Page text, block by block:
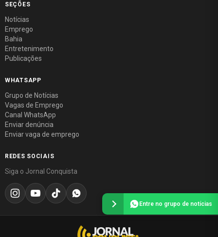
SEÇÕES
Notícias
Emprego
Bahia
Entretenimento
Publicações
WHATSAPP
Grupo de Notícias
Vagas de Emprego
Canal WhatsApp
Enviar denúncia
Enviar vaga de emprego
REDES SOCIAIS
Siga o Jornal Conquista
Entre no grupo de notícias